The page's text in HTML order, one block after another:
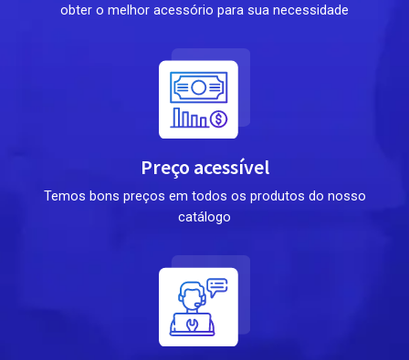
obter o melhor acessório para sua necessidade
Preço acessível
Temos bons preços em todos os produtos do nosso
catálogo